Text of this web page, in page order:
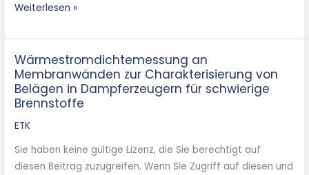
Weiterlesen »
Wärmestromdichtemessung an
Membranwänden zur Charakterisierung von
Belägen in Dampferzeugern für schwierige
Brennstoffe
ETK
Sie haben keine gültige Lizenz, die Sie berechtigt auf
diesen Beitrag zuzugreifen. Wenn Sie Zugriff auf diesen und
Wärmestromdichtemessung
an
Membranwänden
zur
Charakterisierung
von
Belägen